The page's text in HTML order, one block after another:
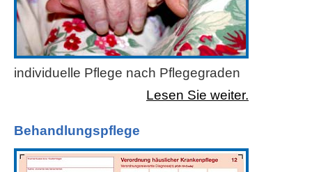
individuelle Pflege nach Pflegegraden
Lesen Sie weiter.
Behandlungspflege